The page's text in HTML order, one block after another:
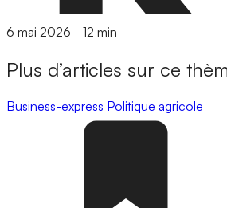
6 mai 2026 - 12 min
Plus d’articles sur ce
Business-express Politique agricole